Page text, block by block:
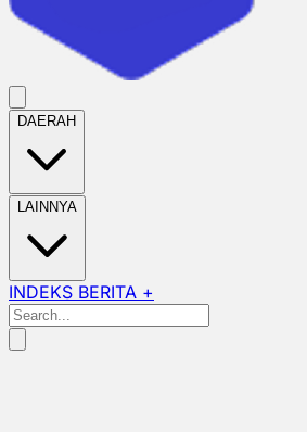
DAERAH
LAINNYA
INDEKS BERITA +